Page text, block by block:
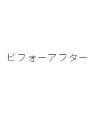
ビフォーアフター